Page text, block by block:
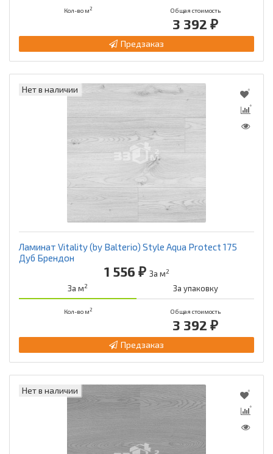
Кол-во м2 Общая стоимость
3 392 ₽
Предзаказ
Нет в наличии
Ламинат Vitality (by Balterio) Style Aqua Protect 175
Дуб Брендон
1 556 ₽ За м2
За м2 За упаковку
Кол-во м2 Общая стоимость
3 392 ₽
Предзаказ
Нет в наличии